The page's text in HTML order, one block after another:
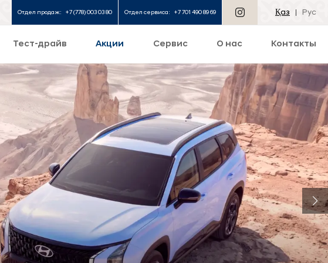
Отдел продаж: +7 (778) 003 03 80 Отдел сервиса: +7 701 490 89 69 Қаз Рус
Тест-драйв Акции Сервис О нас Контакты